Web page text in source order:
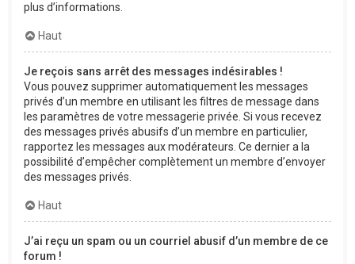
plus d’informations.
Haut
Je reçois sans arrêt des messages indésirables !
Vous pouvez supprimer automatiquement les messages
privés d’un membre en utilisant les filtres de message dans
les paramètres de votre messagerie privée. Si vous recevez
des messages privés abusifs d’un membre en particulier,
rapportez les messages aux modérateurs. Ce dernier a la
possibilité d’empêcher complètement un membre d’envoyer
des messages privés.
Haut
J’ai reçu un spam ou un courriel abusif d’un membre de ce
forum !